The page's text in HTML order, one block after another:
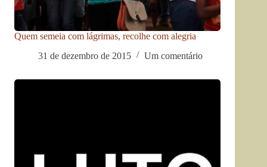
Quem semeia com lágrimas, recolhe com alegria
31 de dezembro de 2015
Um comentário